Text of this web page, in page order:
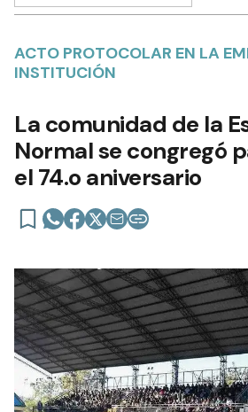
ACTO PROTOCOLAR EN LA
INSTITUCIÓN
La comunidad de la
Normal se congregó
el 74.o aniversario